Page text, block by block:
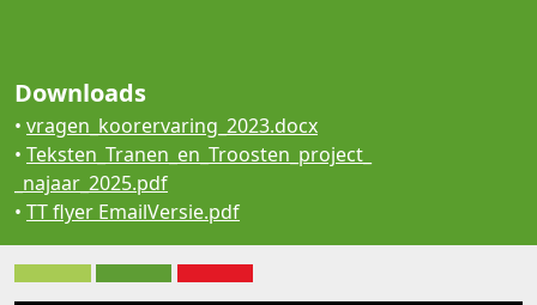
Downloads
• vragen_koorervaring_2023.docx
• Teksten_Tranen_en_Troosten_project_
_najaar_2025.pdf
• TT flyer EmailVersie.pdf